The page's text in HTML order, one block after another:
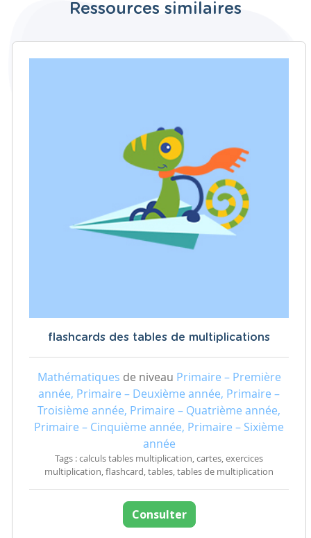
Ressources similaires
flashcards des tables de multiplications
Mathématiques de niveau Primaire – Première
année, Primaire – Deuxième année, Primaire –
Troisième année, Primaire – Quatrième année,
Primaire – Cinquième année, Primaire – Sixième
année
Tags : calculs tables multiplication, cartes, exercices
multiplication, flashcard, tables, tables de multiplication
Consulter